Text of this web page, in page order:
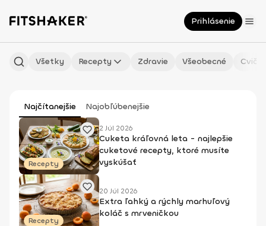
Prihlásenie
Všetky Recepty Zdravie Všeobecné
Najčítanejšie Najobľúbenejšie
Recepty
2 Júl 2026
Cuketa kráľovná leta - najlepšie
cuketové recepty, ktoré musíte
vyskúšať
Recepty
20 Júl 2026
Extra ľahký a rýchly marhuľový
koláč s mrveničkou